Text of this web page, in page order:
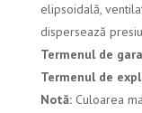
elipsoidală,
dispersează
Termenul de
Termenul de
Notă: Culoarea